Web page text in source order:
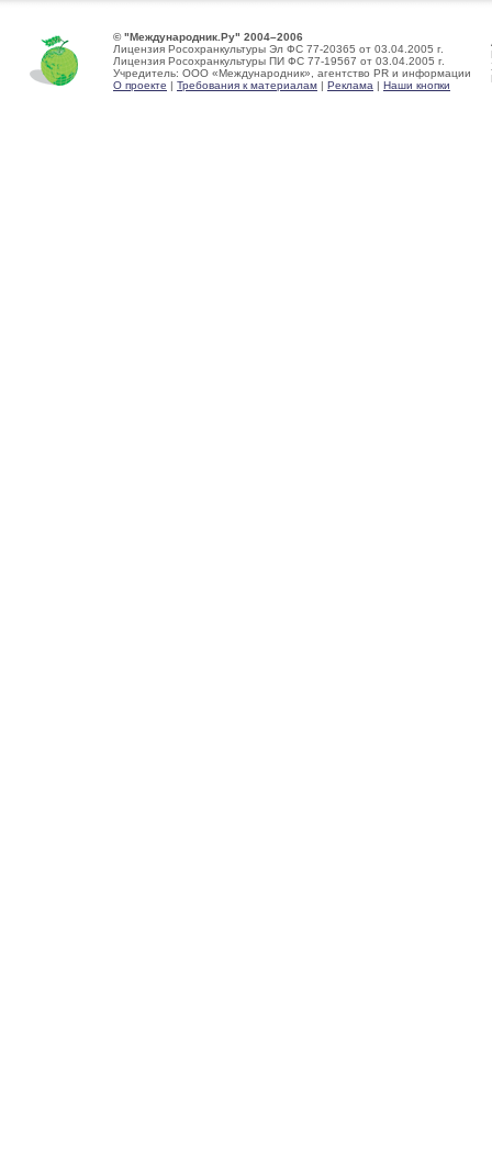
© "Международник.Ру" 2004–2006
Лицензия Росохранкультуры Эл ФС 77-20365 от 03.04.2005 г.
Лицензия Росохранкультуры ПИ ФС 77-19567 от 03.04.2005 г.
Учредитель: ООО «Международник», агентство PR и информации
О проекте | Требования к материалам | Реклама | Наши кнопки